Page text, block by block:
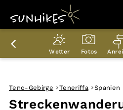
WANDERZIELE
WANDERUNGEN
ENTDECKEN
PLANER
Wetter Fotos
Teno-Gebirge Teneriffa Spanien